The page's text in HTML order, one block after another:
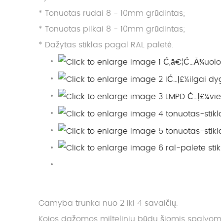
* Tonuotas rudai 8 - 10mm grūdintas;
* Tonuotas pilkai 8 - 10mm grūdintas;
* Dažytas stiklas pagal RAL paletė.
Gamyba trunka nuo 2 iki 4 savaičių.
Kojos dažomos milteliniu būdu šiomis